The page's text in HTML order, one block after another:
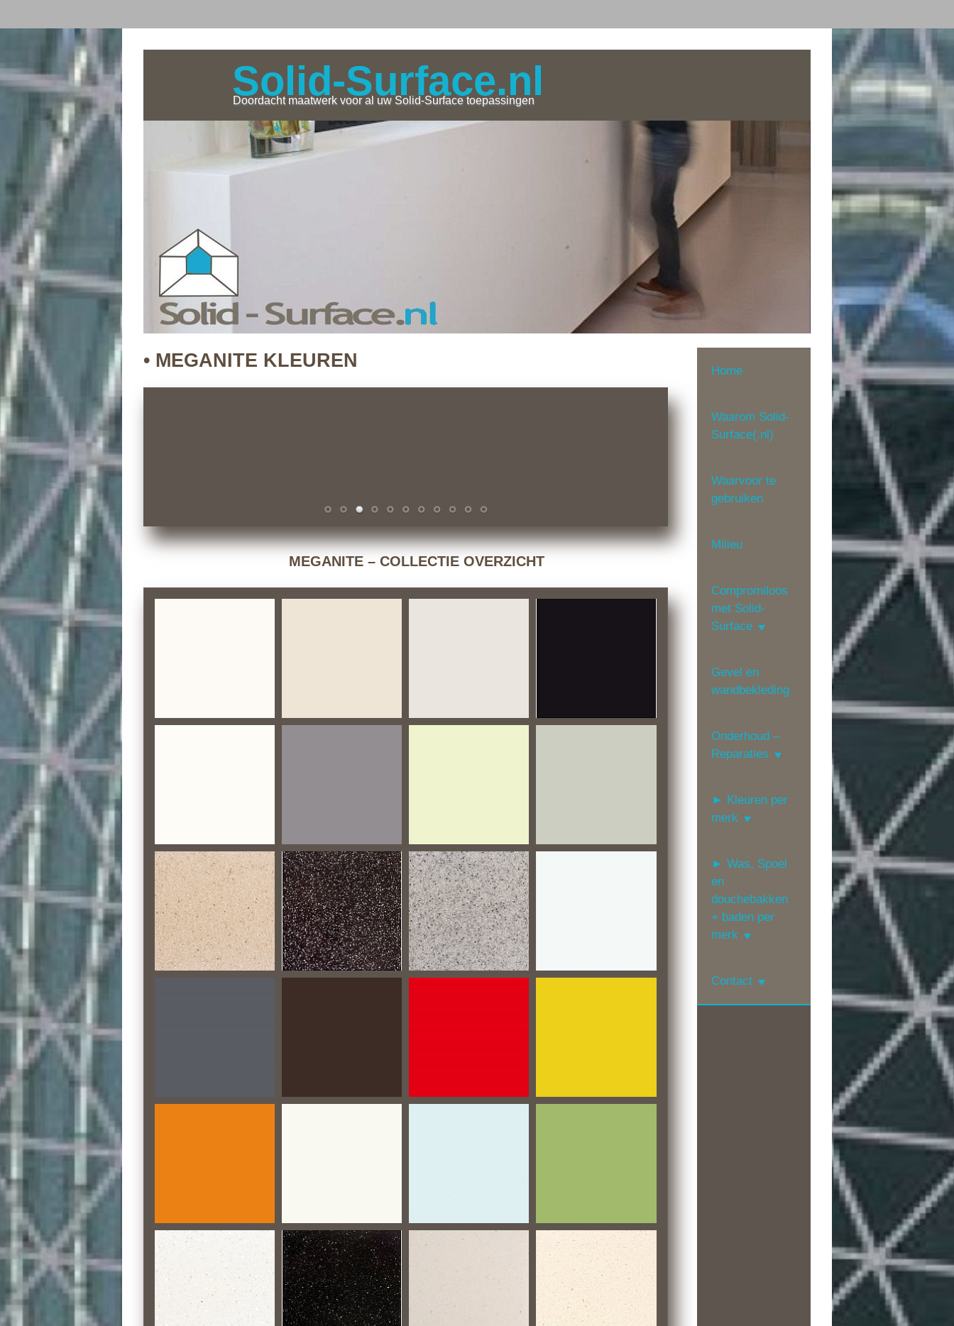
• MEGANITE KLEUREN
MEGANITE – COLLECTIE OVERZICHT
Home
Waarom Solid-
Surface(.nl)
Waarvoor te
gebruiken
Milieu
Compromiloos
met Solid-
Surface
Gevel en
wandbekleding
Onderhoud –
Reparaties
► Kleuren per
merk
► Was, Spoel
en
douchebakken
+ baden per
merk
Contact
Solid-Surface.nl
Doordacht maatwerk voor al uw Solid-Surface toepassingen